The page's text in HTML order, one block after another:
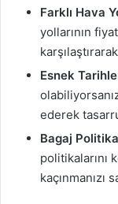
Farklı Hava
yollarının
Esnek
ederek
Bagaj
politikalarını
kaçınmanızı